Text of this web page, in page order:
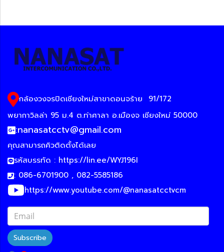
กล้องวงจรปิดเชียงใหม่สาขาดอนจร้าย
91/172
พยากาวิลล่า 95 ม.4 ต.ท่าศาลา อ.เมืองจ เชียงใหม่ 50000
:nanasatcctv@gmail.com
คุณสามารถคิวติดตั้งได้เลย
รหัสบรรทัด : https://lin.ee/WYJ196I
: 086-6701900 , 082-5585186
https://www.youtube.com/@nanasatcctvcm
Subscribe